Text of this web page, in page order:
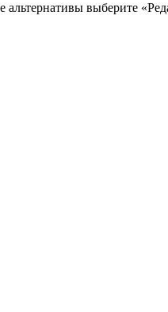
выберите